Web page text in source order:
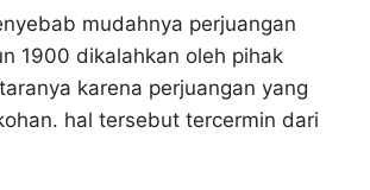
mudahnya perjuangan
1900 dikalahkan oleh pihak
karena perjuangan yang
hal tersebut tercermin dari